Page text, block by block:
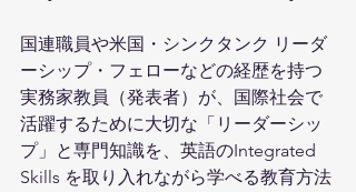
国連職員や米国・シンクタンク リーダ
ーシップ・フェローなどの経歴を持つ
実務家教員（発表者）が、国際社会で
活躍するために大切な「リーダーシッ
プ」と専門知識を、英語のIntegrated
Skills を取り入れながら学べる教育方法